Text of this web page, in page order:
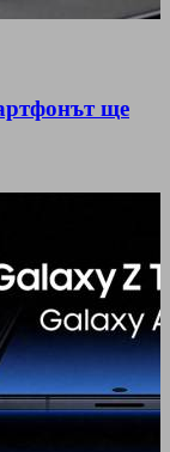
ще